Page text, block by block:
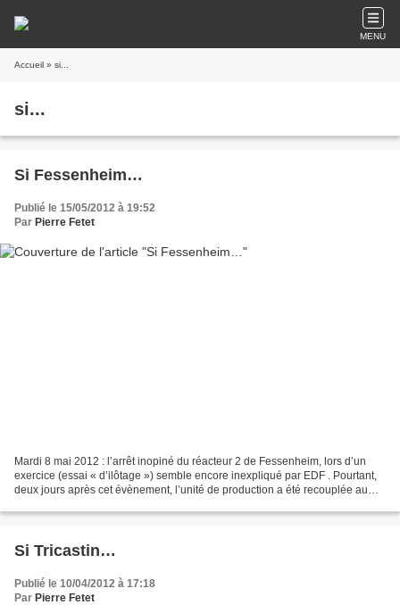
MENU
Accueil » si...
si...
Si Fessenheim…
Publié le 15/05/2012 à 19:52
Par Pierre Fetet
Mardi 8 mai 2012 : l’arrêt inopiné du réacteur 2 de Fessenheim, lors d’un
exercice (essai « d’ilôtage ») semble encore inexpliqué par EDF . Pourtant,
deux jours après cet évènement, l’unité de production a été recouplée au
Si Tricastin…
Publié le 10/04/2012 à 17:18
Par Pierre Fetet